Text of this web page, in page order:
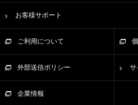
お客様サポート
ご利用について
外部送信ポリシー サ
企業情報